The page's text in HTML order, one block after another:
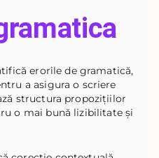
erorile de gramatică,
a asigura o scriere
structura propozițiilor
o mai bună lizibilitate și